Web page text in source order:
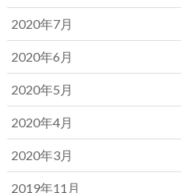
2020年7月
2020年6月
2020年5月
2020年4月
2020年3月
2019年11月